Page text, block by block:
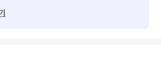
.
지를 위해 접어서 보관합니다.구김